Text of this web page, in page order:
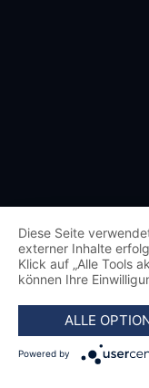
Diese Seite
externer Inhalte
Klick auf „Alle Tools
können Ihre
ALLE
Powered by